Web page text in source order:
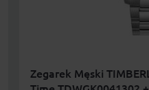
Zegarek Męski